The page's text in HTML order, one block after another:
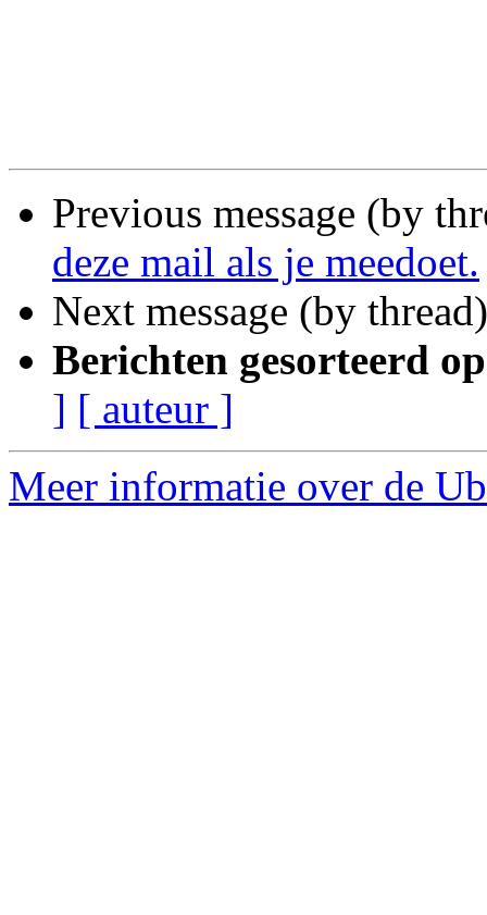
Previous message (by
deze mail als je meedoet.
Next message (by
Berichten gesorteerd
] [ auteur ]
Meer informatie over de